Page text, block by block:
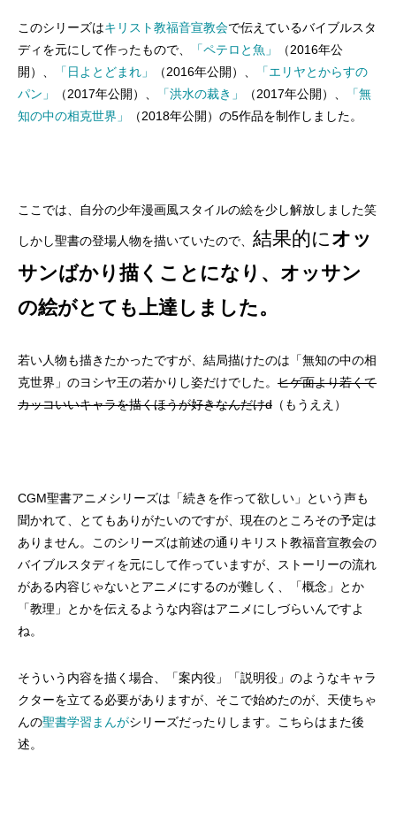
このシリーズはキリスト教福音宣教会で伝えているバイブルスタ
ディを元にして作ったもので、
「ペテロと魚」
（2016年公
開）、
「日よとどまれ」 （2016年公開）、
「エリヤとからすの
パン」
（2017年公開）、 「洪水の裁き」 （2017年公開）、
「無
知の中の相克世界」
（2018年公開）の5作品を制作しました。
ここでは、自分の少年漫画風スタイルの絵を少し解放しました笑
しかし聖書の登場人物を描いていたので、 結果的にオッ
サンばかり描くことになり、オッサン
の絵がとても上達しました。
若い人物も描きたかったですが、結局描けたのは「無知の中の相
克世界」のヨシヤ王の若かりし姿だけでした。 ヒゲ面より若くて
カッコいいキャラを描くほうが好きなんだけd （もうええ）
CGM聖書アニメシリーズは「続きを作って欲しい」という声も
聞かれて、とてもありがたいのですが、現在のところその予定は
ありません。このシリーズは前述の通りキリスト教福音宣教会の
バイブルスタディを元にして作っていますが、ストーリーの流れ
がある内容じゃないとアニメにするのが難しく、「概念」とか
「教理」とかを伝えるような内容はアニメにしづらいんですよ
ね。
そういう内容を描く場合、「案内役」「説明役」のようなキャラ
クターを立てる必要がありますが、そこで始めたのが、天使ちゃ
んの聖書学習まんがシリーズだったりします。こちらはまた後
述。